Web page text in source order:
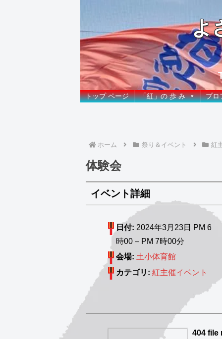
よ
トップ ページ 「紅」の 歩 み プロ
ホーム 祭り＆イベント 紅
体験会
イベント詳細
日付: 2024年3月23日 PM 6
時00 – PM 7時00分
会場: 土小体育館
カテゴリ: 紅主催イベント
404 file